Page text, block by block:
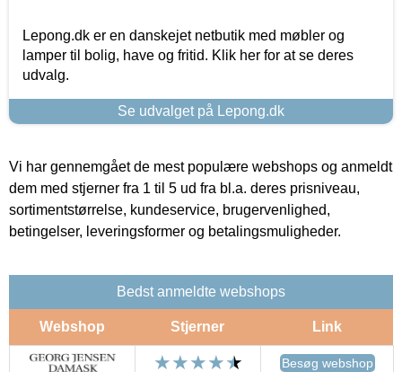
Lepong.dk er en danskejet netbutik med møbler og
lamper til bolig, have og fritid. Klik her for at se deres
udvalg.
Se udvalget på Lepong.dk
Vi har gennemgået de mest populære webshops og anmeldt
dem med stjerner fra 1 til 5 ud fra bl.a. deres prisniveau,
sortimentstørrelse, kundeservice, brugervenlighed,
betingelser, leveringsformer og betalingsmuligheder.
Bedst anmeldte webshops
Webshop Stjerner Link
Besøg webshop